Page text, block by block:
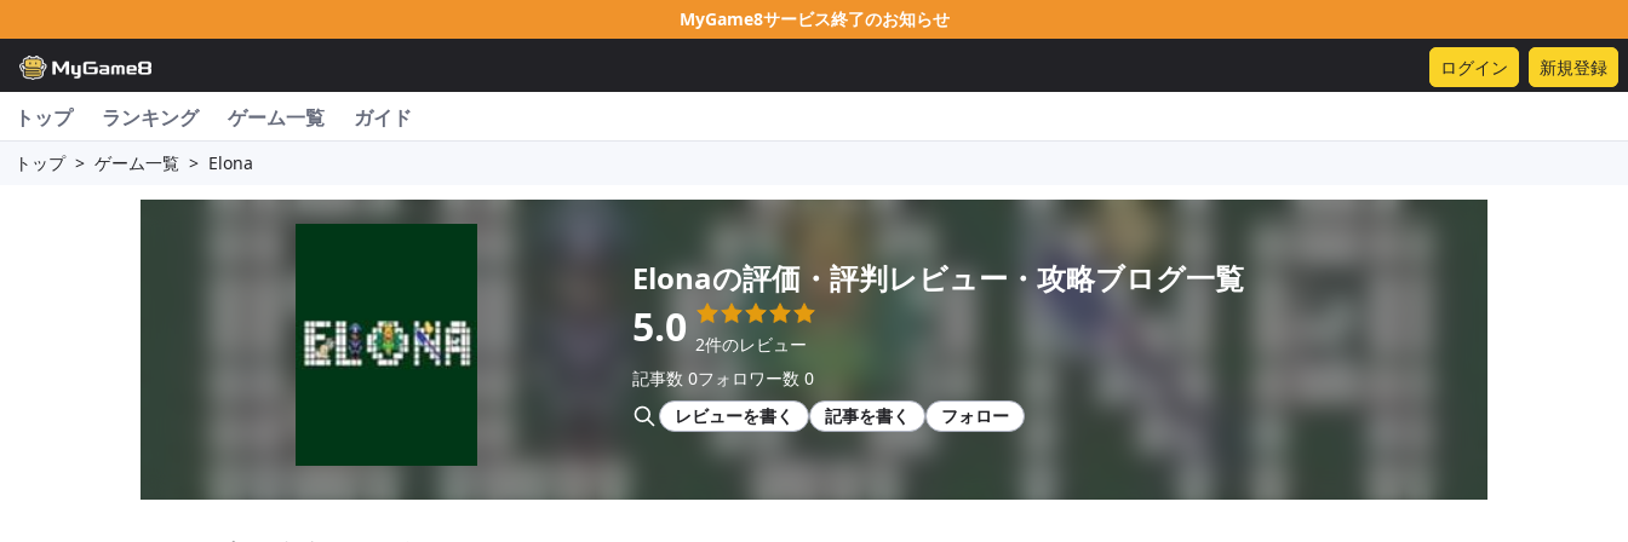
MyGame8サービス終了のお知らせ
ログイン 新規登録
トップ ランキング ゲーム一覧 ガイド
トップ > ゲーム一覧 > Elona
Elonaの評価・評判レビュー・攻略ブログ一覧
5.0 2件のレビュー
記事数 0フォロワー数 0
レビューを書く
記事を書く フォロー